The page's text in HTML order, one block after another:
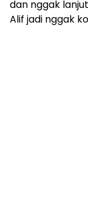
dan nggak
Alif jadi nggak